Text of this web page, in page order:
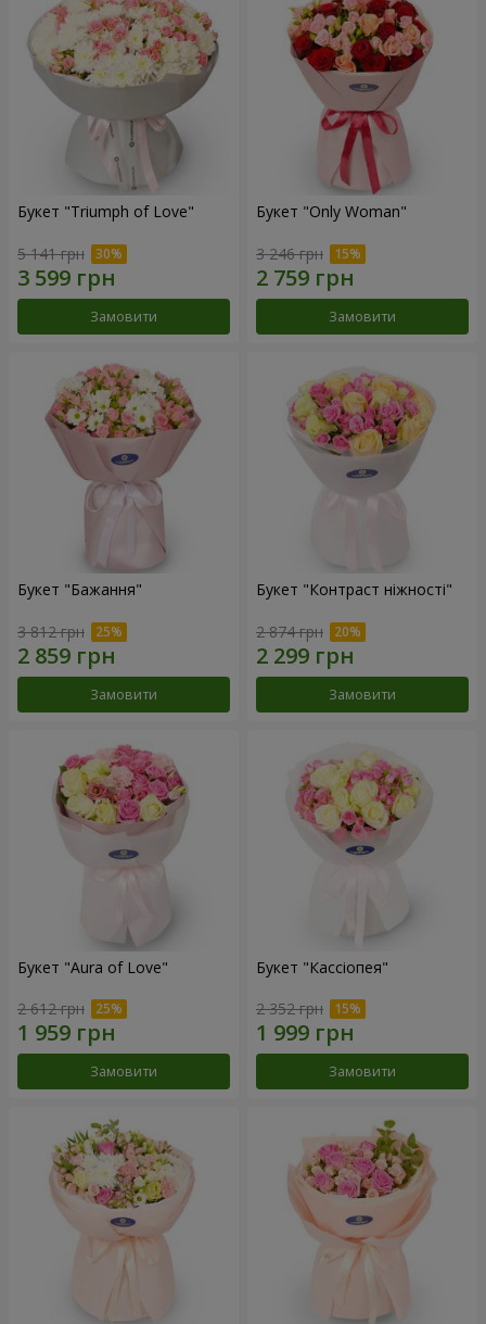
Букет "Triumph of Love"
5 141 грн
Замовити
Букет "Only Woman"
3 246 грн
Замовити
Букет "Бажання"
3 812 грн
Замовити
Букет "Контраст ніжності"
2 874 грн
Замовити
Букет "Aura of Love"
2 612 грн
Замовити
Букет "Кассіопея"
2 352 грн
Замовити